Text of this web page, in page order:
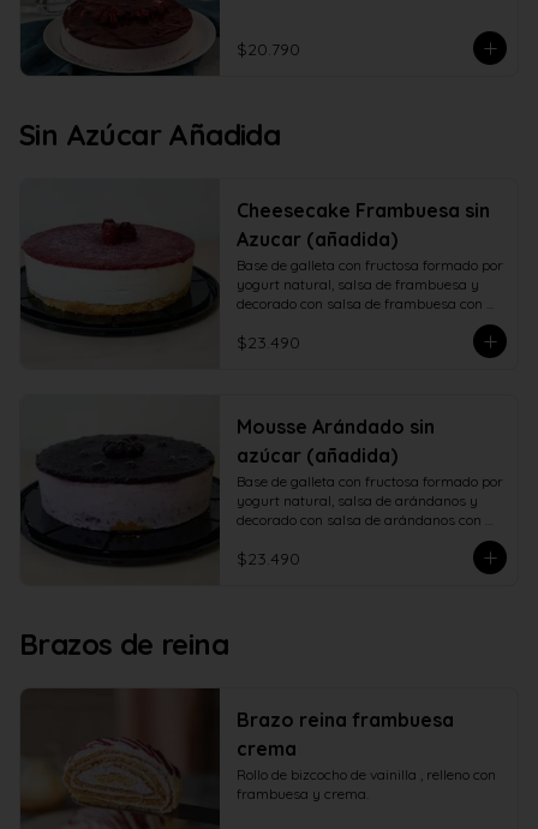
$20.790
Sin Azúcar Añadida
Cheesecake Frambuesa sin
Azucar (añadida)
Base de galleta con fructosa formado por
yogurt natural, salsa de frambuesa y
decorado con salsa de frambuesa con
$23.490
Mousse Arándado sin
azúcar (añadida)
Base de galleta con fructosa formado por
yogurt natural, salsa de arándanos y
decorado con salsa de arándanos con
$23.490
Brazos de reina
Brazo reina frambuesa
crema
Rollo de bizcocho de vainilla , relleno con
frambuesa y crema.